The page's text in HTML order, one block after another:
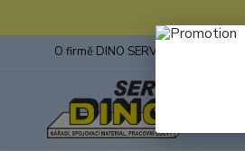
O firmě DINO SERVIS s.r.o.